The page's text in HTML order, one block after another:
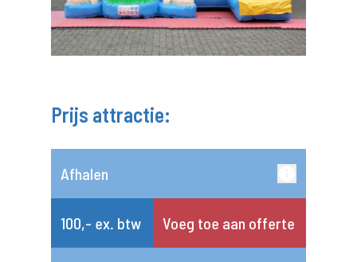
Prijs attractie:
Afhalen
100,- ex. btw Voeg toe aan offerte